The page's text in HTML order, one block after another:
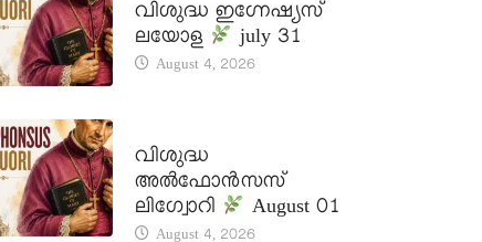
വിശുദ്ധ ഇഗ്നേഷ്യസ്
ലയോള
july 31
August 4, 2026
വിശുദ്ധ
അൽഫോൻസസ്
ലിഗ്വോറി
August 01
August 4, 2026